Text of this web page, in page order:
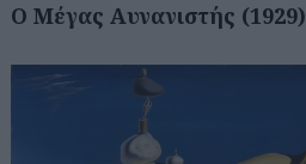
Ο Μέγας Αυνανιστής (1929)